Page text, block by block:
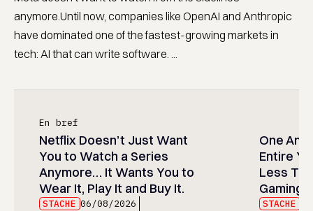
anymore.Until now, companies like OpenAI and Anthropic
have dominated one of the fastest-growing markets in
tech: AI that can write software. ...
En bref
Netflix Doesn’t Just Want
You to Watch a Series
Anymore… It Wants You to
Wear It, Play It and Buy It.
STACHE 06/08/2026
One
Entire
Less
Gaming
STACHE